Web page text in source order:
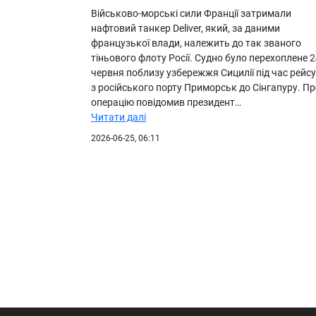
Військово-морські сили Франції затримали
нафтовий танкер Deliver, який, за даними
французької влади, належить до так званого
тіньового флоту Росії. Судно було перехоплене
червня поблизу узбережжя Сицилії під час рейсу
з російського порту Приморськ до Сінгапуру.
операцію повідомив президент…
Читати далі
2026-06-25, 06:11